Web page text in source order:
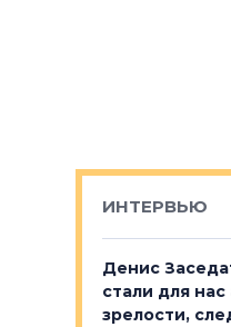
ИНТЕРВЬЮ
Денис
стали для
зрелости,